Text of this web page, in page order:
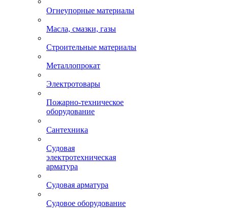
Огнеупорные материалы
Масла, смазки, газы
Строительные материалы
Металлопрокат
Электротовары
Пожарно-техническое
оборудование
Сантехника
Судовая
электротехническая
арматура
Судовая арматура
Судовое оборудование